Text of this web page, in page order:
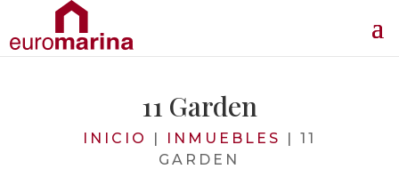
11 Garden
INICIO | INMUEBLES | 11
GARDEN